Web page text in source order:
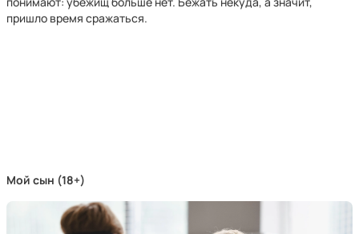
пришло время сражаться.
Мой сын (18+)